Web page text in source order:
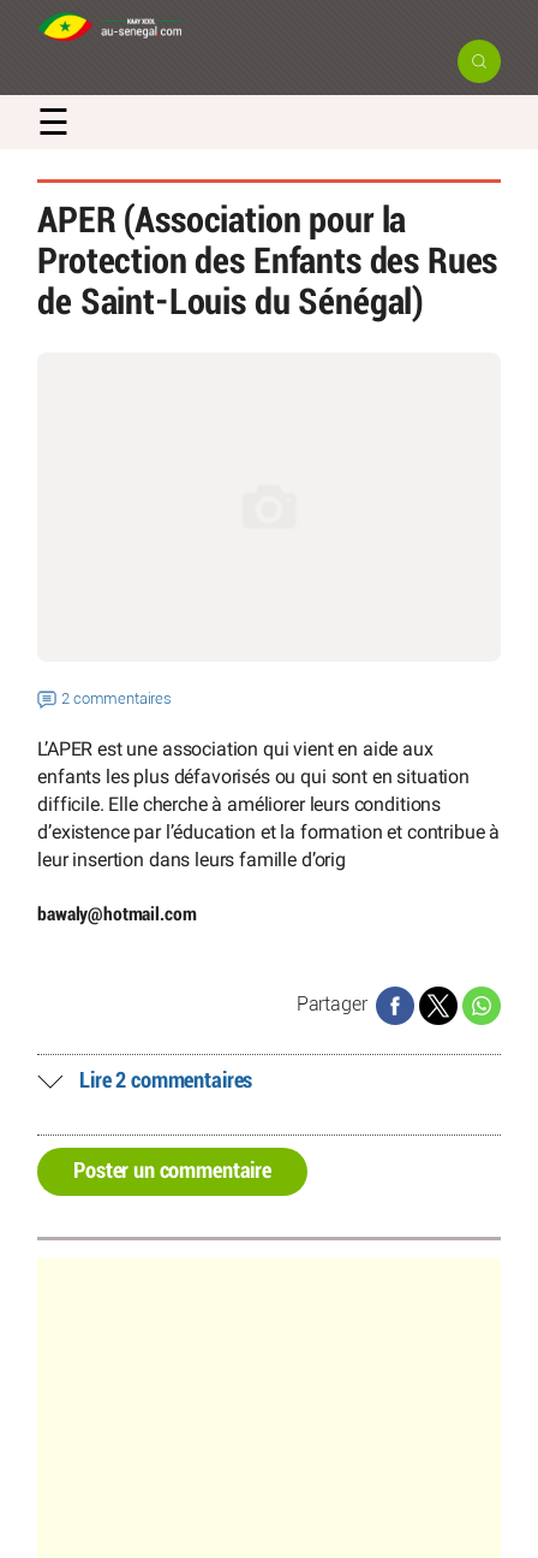
☰
APER (Association pour la
Protection des Enfants des Rues
de Saint-Louis du Sénégal)
2 commentaires
L’APER est une association qui vient en aide aux
enfants les plus défavorisés ou qui sont en situation
difficile. Elle cherche à améliorer leurs conditions
d’existence par l’éducation et la formation et contribue à
leur insertion dans leurs famille d’orig
bawaly@hotmail.com
Partager
Lire 2 commentaires
Poster un commentaire